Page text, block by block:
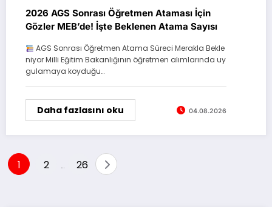
2026 AGS Sonrası Öğretmen Ataması İçin
Gözler MEB’de! İşte Beklenen Atama Sayısı
AGS Sonrası Öğretmen Atama Süreci Merakla Bekle
niyor Milli Eğitim Bakanlığının öğretmen alımlarında uy
gulamaya koyduğu…
Daha fazlasını oku 04.08.2026
Yazı
1 2 … 26